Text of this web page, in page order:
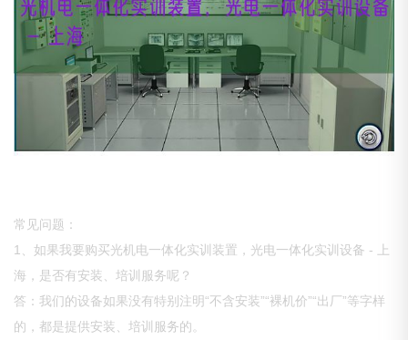
常见问题：
1、如果我要购买光机电一体化实训装置，光电一体化实训设备 - 上
海，是否有安装、培训服务呢？
答：我们的设备如果没有特别注明“不含安装”“裸机价”“出厂”等字样
的，都是提供安装、培训服务的。